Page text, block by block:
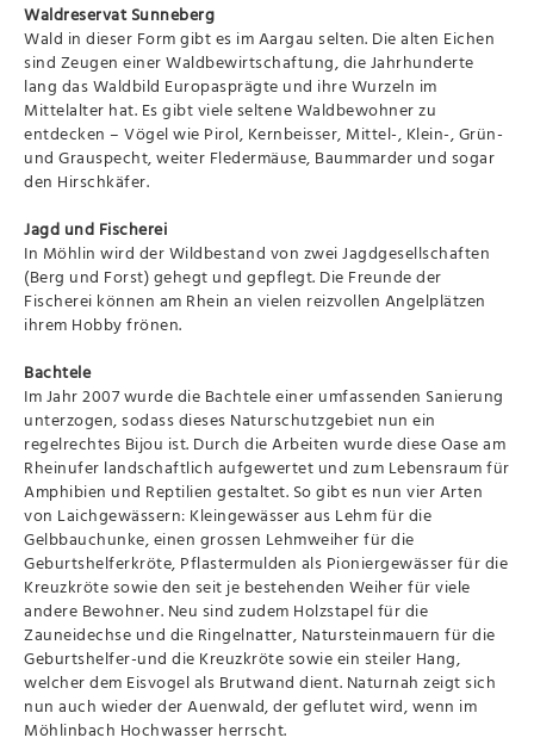
Waldreservat Sunneberg
Wald in dieser Form gibt es im Aargau selten. Die alten Eichen
sind Zeugen einer Waldbewirtschaftung, die Jahrhunderte
lang das Waldbild Europasprägte und ihre Wurzeln im
Mittelalter hat. Es gibt viele seltene Waldbewohner zu
entdecken – Vögel wie Pirol, Kernbeisser, Mittel-, Klein-, Grün-
und Grauspecht, weiter Fledermäuse, Baummarder und sogar
den Hirschkäfer.
Jagd und Fischerei
In Möhlin wird der Wildbestand von zwei Jagdgesellschaften
(Berg und Forst) gehegt und gepflegt. Die Freunde der
Fischerei können am Rhein an vielen reizvollen Angelplätzen
ihrem Hobby frönen.
Bachtele
Im Jahr 2007 wurde die Bachtele einer umfassenden Sanierung
unterzogen, sodass dieses Naturschutzgebiet nun ein
regelrechtes Bijou ist. Durch die Arbeiten wurde diese Oase am
Rheinufer landschaftlich aufgewertet und zum Lebensraum für
Amphibien und Reptilien gestaltet. So gibt es nun vier Arten
von Laichgewässern: Kleingewässer aus Lehm für die
Gelbbauchunke, einen grossen Lehmweiher für die
Geburtshelferkröte, Pflastermulden als Pioniergewässer für die
Kreuzkröte sowie den seit je bestehenden Weiher für viele
andere Bewohner. Neu sind zudem Holzstapel für die
Zauneidechse und die Ringelnatter, Natursteinmauern für die
Geburtshelfer-und die Kreuzkröte sowie ein steiler Hang,
welcher dem Eisvogel als Brutwand dient. Naturnah zeigt sich
nun auch wieder der Auenwald, der geflutet wird, wenn im
Möhlinbach Hochwasser herrscht.